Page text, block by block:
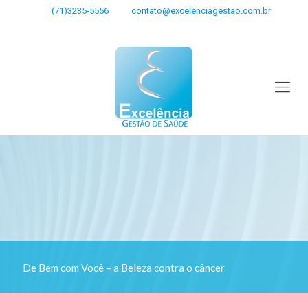
(71)3235-5556 contato@excelenciagestao.com.br
De Bem com Você – a Beleza contra o câncer